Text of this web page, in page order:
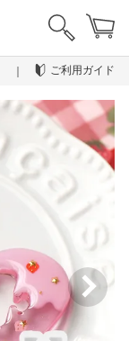
ご利用ガイド